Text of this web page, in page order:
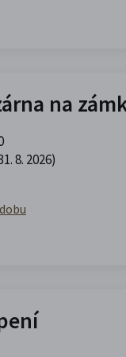
na
8. 2026)